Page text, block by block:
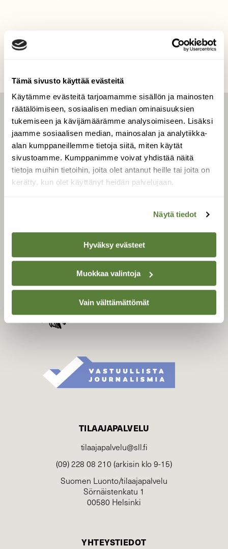
Tämä sivusto käyttää evästeitä
Käytämme evästeitä tarjoamamme sisällön ja mainosten
räätälöimiseen, sosiaalisen median ominaisuuksien
tukemiseen ja kävijämäärämme analysoimiseen. Lisäksi
jaamme sosiaalisen median, mainosalan ja analytiikka-
alan kumppaneillemme tietoja siitä, miten käytät
sivustoamme. Kumppanimme voivat yhdistää näitä
tietoja muihin tietoihin, joita olet antanut heille tai joita on
kerätty, kun olet käyttänyt heidän palvelujaan.
Näytä tiedot
Hyväksy evästeet
Muokkaa valintoja
Vain välttämättömät
LEHTI
Uusin lehti
Tilaa Suomen Luonto
Tilaa digilukuoikeus
Äänestä parasta juttua
SUOMEN LUONNON­
Suomen Luonto -lehden
kustantaja onSuomen
luonnonsuojelu­liitto.
TILAAJAPALVELU
tilaajapalvelu@sll.fi
(09) 228 08 210 (arkisin klo 9-15)
Suomen Luonto/tilaajapalvelu
Sörnäistenkatu 1
00580 Helsinki
YHTEYSTIEDOT